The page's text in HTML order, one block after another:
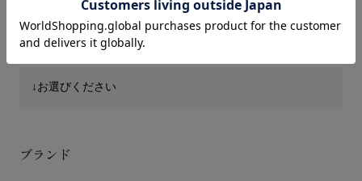
件名(タイトル)
ブランド